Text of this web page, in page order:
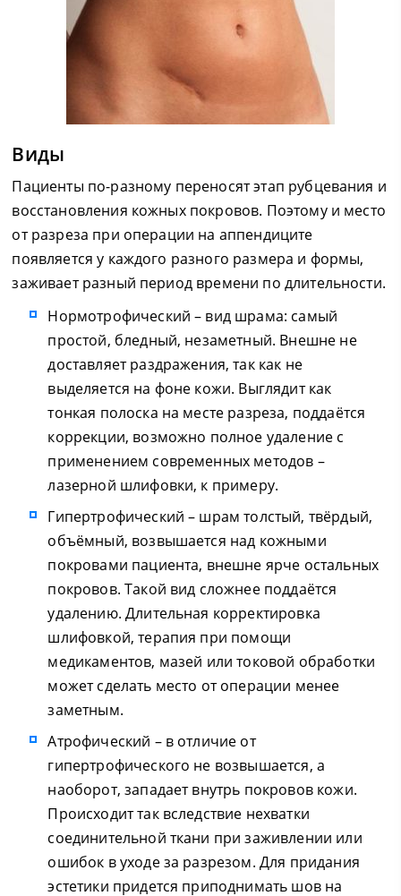
Виды
Пациенты по-разному переносят этап рубцевания и
восстановления кожных покровов. Поэтому и место
от разреза при операции на аппендиците
появляется у каждого разного размера и формы,
заживает разный период времени по длительности.
Нормотрофический – вид шрама: самый
простой, бледный, незаметный. Внешне не
доставляет раздражения, так как не
выделяется на фоне кожи. Выглядит как
тонкая полоска на месте разреза, поддаётся
коррекции, возможно полное удаление с
применением современных методов –
лазерной шлифовки, к примеру.
Гипертрофический – шрам толстый, твёрдый,
объёмный, возвышается над кожными
покровами пациента, внешне ярче остальных
покровов. Такой вид сложнее поддаётся
удалению. Длительная корректировка
шлифовкой, терапия при помощи
медикаментов, мазей или токовой обработки
может сделать место от операции менее
заметным.
Атрофический – в отличие от
гипертрофического не возвышается, а
наоборот, западает внутрь покровов кожи.
Происходит так вследствие нехватки
соединительной ткани при заживлении или
ошибок в уходе за разрезом. Для придания
эстетики придется приподнимать шов на